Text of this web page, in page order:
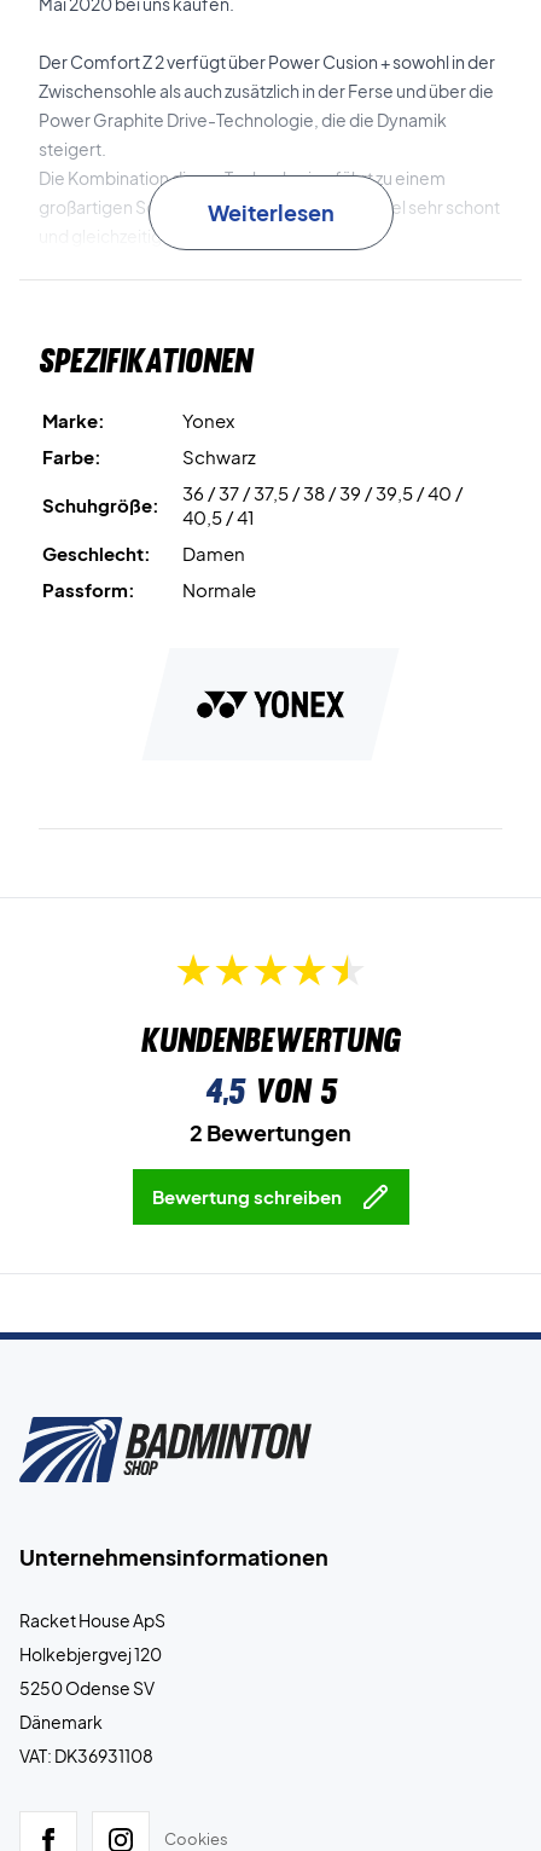
Der Comfort Z 2 verfügt über Power Cusion + sowohl in der
Zwischensohle als auch zusätzlich in der Ferse und über die
Power Graphite Drive-Technologie, die die Dynamik
steigert.
Die Kombination dieser Technologien führt zu einem
großartigen Schuh, der deine Knie und Knöchel sehr schont
und gleichzeitig deine Spielqualität steigert.
dem zu starken Verdrehen des Fußes entgegenwirkt.
Weiterlesen
Spezifikationen
Marke:
Yonex
Farbe:
Schwarz
Schuhgröße:
36 / 37 / 37,5 / 38 / 39 / 39,5 / 40 /
40,5 / 41
Geschlecht:
Damen
Passform:
Normale
Kundenbewertung
4,5von 5
2 Bewertungen
Bewertung schreiben
Unternehmensinformationen
Racket House ApS
Holkebjergvej 120
5250 Odense SV
Dänemark
VAT: DK36931108
Cookies